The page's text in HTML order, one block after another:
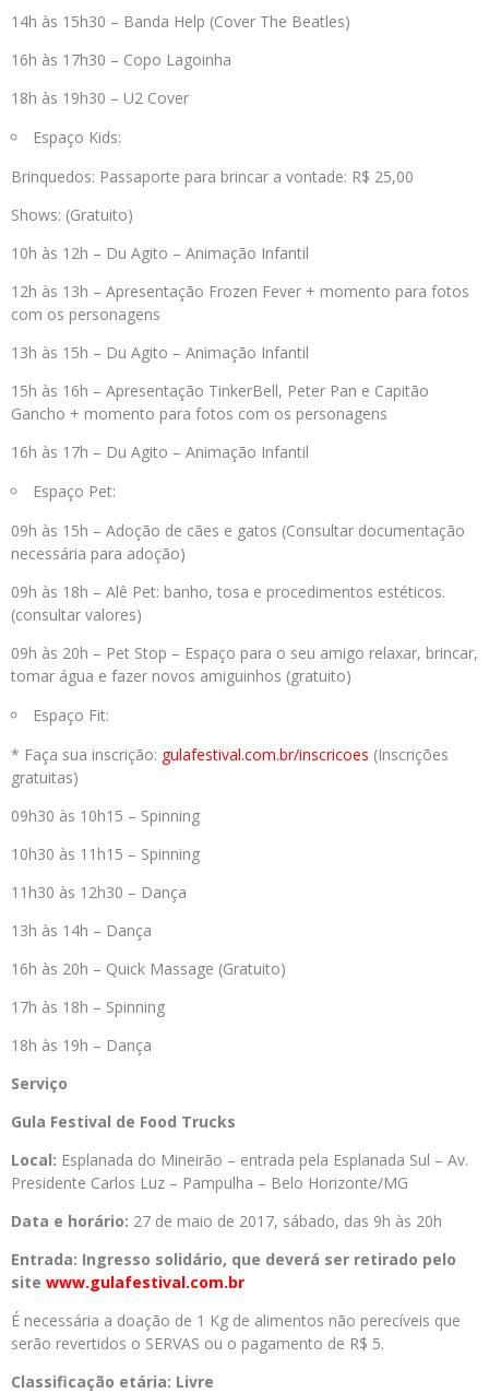
14h às 15h30 – Banda Help (Cover The Beatles)
16h às 17h30 – Copo Lagoinha
18h às 19h30 – U2 Cover
Espaço Kids:
Brinquedos: Passaporte para brincar a vontade: R$ 25,00
Shows: (Gratuito)
10h às 12h – Du Agito – Animação Infantil
12h às 13h – Apresentação Frozen Fever + momento para fotos
com os personagens
13h às 15h – Du Agito – Animação Infantil
15h às 16h – Apresentação TinkerBell, Peter Pan e Capitão
Gancho + momento para fotos com os personagens
16h às 17h – Du Agito – Animação Infantil
Espaço Pet:
09h às 15h – Adoção de cães e gatos (Consultar documentação
necessária para adoção)
09h às 18h – Alê Pet: banho, tosa e procedimentos estéticos.
(consultar valores)
09h às 20h – Pet Stop – Espaço para o seu amigo relaxar, brincar,
tomar água e fazer novos amiguinhos (gratuito)
Espaço Fit:
* Faça sua inscrição: gulafestival.com.br/inscricoes (Inscrições
gratuitas)
09h30 às 10h15 – Spinning
10h30 às 11h15 – Spinning
11h30 às 12h30 – Dança
13h às 14h – Dança
16h às 20h – Quick Massage (Gratuito)
17h às 18h – Spinning
18h às 19h – Dança
Serviço
Gula Festival de Food Trucks
Local: Esplanada do Mineirão – entrada pela Esplanada Sul – Av.
Presidente Carlos Luz – Pampulha – Belo Horizonte/MG
Data e horário: 27 de maio de 2017, sábado, das 9h às 20h
Entrada: Ingresso solidário, que deverá ser retirado pelo
site www.gulafestival.com.br
É necessária a doação de 1 Kg de alimentos não perecíveis que
serão revertidos o SERVAS ou o pagamento de R$ 5.
Classificação etária: Livre